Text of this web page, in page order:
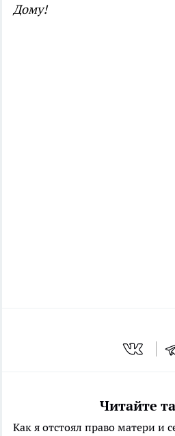
Дому!
Читайте
Как я отстоял право матери и